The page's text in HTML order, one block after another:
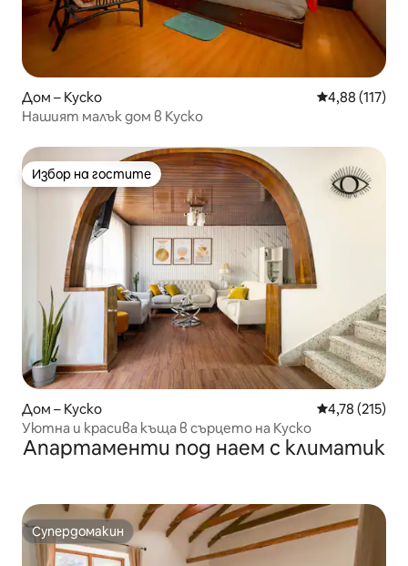
Дом – Куско Средна
4,88 (117)
Нашият малък дом в Куско
Избор на гостите
Избор на гостите
Дом – Куско Средна
4,78 (215)
Уютна и красива къща в сърцето на Куско
Апартаменти под наем с климатик
Супердомакин
Супердомакин